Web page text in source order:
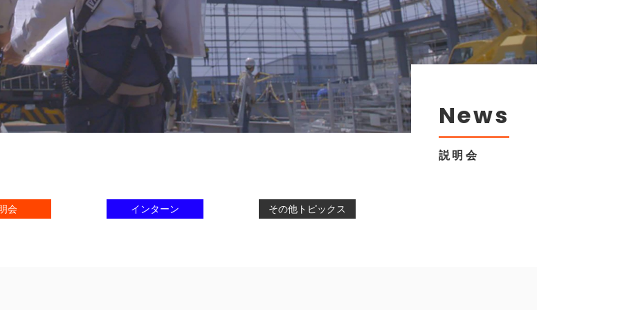
News
説明会
会 インターン その他トピックス